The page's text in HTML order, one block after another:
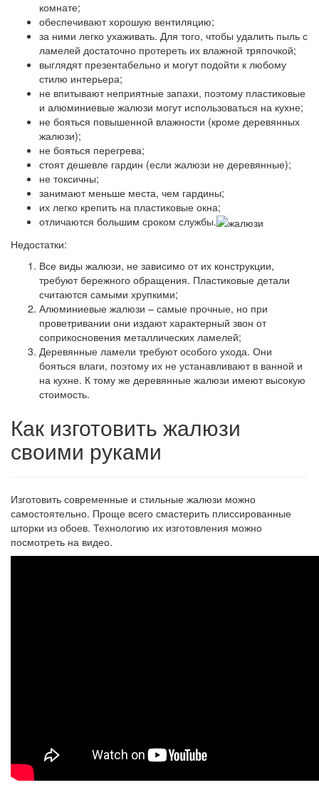
комнате;
обеспечивают хорошую вентиляцию;
за ними легко ухаживать. Для того, чтобы удалить пыль с
ламелей достаточно протереть их влажной тряпочкой;
выглядят презентабельно и могут подойти к любому
стилю интерьера;
не впитывают неприятные запахи, поэтому пластиковые
и алюминиевые жалюзи могут использоваться на кухне;
не бояться повышенной влажности (кроме деревянных
жалюзи);
не бояться перегрева;
стоят дешевле гардин (если жалюзи не деревянные);
не токсичны;
занимают меньше места, чем гардины;
их легко крепить на пластиковые окна;
отличаются большим сроком службы.
Недостатки:
Все виды жалюзи, не зависимо от их конструкции,
требуют бережного обращения. Пластиковые детали
считаются самыми хрупкими;
Алюминиевые жалюзи – самые прочные, но при
проветривании они издают характерный звон от
соприкосновения металлических ламелей;
Деревянные ламели требуют особого ухода. Они
бояться влаги, поэтому их не устанавливают в ванной и
на кухне. К тому же деревянные жалюзи имеют высокую
стоимость.
Как изготовить жалюзи
своими руками
Изготовить современные и стильные жалюзи можно
самостоятельно. Проще всего смастерить плиссированные
шторки из обоев. Технологию их изготовления можно
посмотреть на видео.